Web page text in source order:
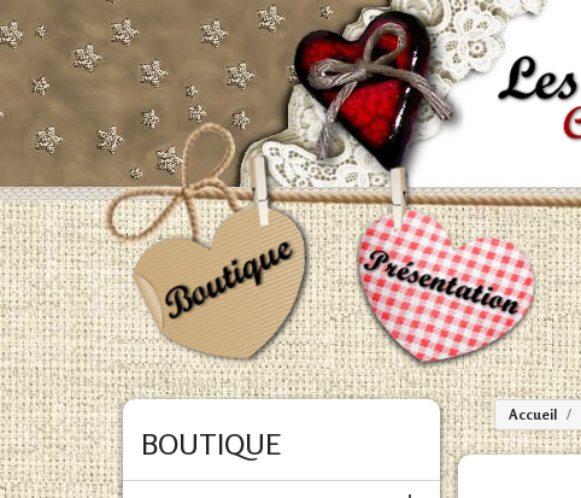
Accueil
BOUTIQUE